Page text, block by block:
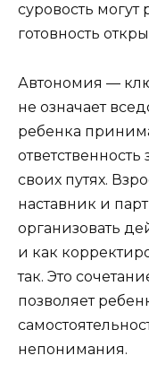
суровость могут
готовность
Автономия —
не означает
ребенка
своих путях.
наставник и
организовать
и как
так. Это
позволяет
непонимания.